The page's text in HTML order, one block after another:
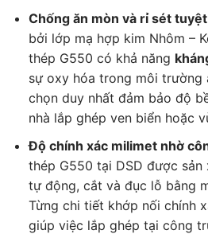
Chống ăn mòn và rỉ sét
bởi lớp mạ hợp kim Nhôm –
thép G550 có khả năng
sự oxy hóa trong môi trường
chọn duy nhất đảm bảo độ
nhà lắp ghép ven biển hoặc
Độ chính xác milimet nhờ
thép G550 tại DSD được
tự động, cắt và đục lỗ bằng
Từng chi tiết khớp nối chính
giúp việc lắp ghép tại công